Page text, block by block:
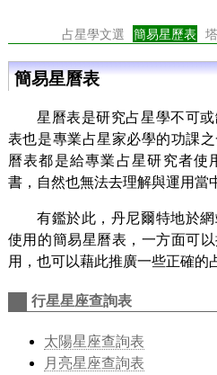
占星學文選 簡易星歷表
簡易星曆表
星曆表是研究占星學不可
表也是專業占星家必學的功課
曆表都是給專業占星研究者使
書，自然也無法去理解與運用當
有鑑於此，丹尼爾特地於
使用的簡易星曆表，一方面可
用，也可以藉此推廣一些正確的
行星星座查詢表
太陽星座查詢表
月亮星座查詢表